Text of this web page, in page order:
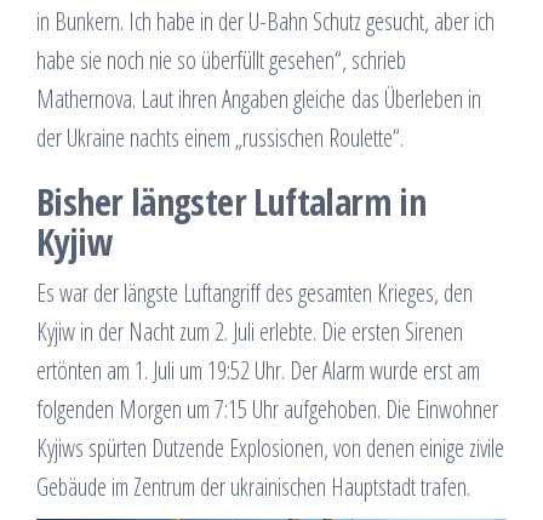
in Bunkern. Ich habe in der U-Bahn Schutz gesucht, aber ich
habe sie noch nie so überfüllt gesehen“, schrieb
Mathernova. Laut ihren Angaben gleiche das Überleben in
der Ukraine nachts einem „russischen Roulette“.
Bisher längster Luftalarm in
Kyjiw
Es war der längste Luftangriff des gesamten Krieges, den
Kyjiw in der Nacht zum 2. Juli erlebte. Die ersten Sirenen
ertönten am 1. Juli um 19:52 Uhr. Der Alarm wurde erst am
folgenden Morgen um 7:15 Uhr aufgehoben. Die Einwohner
Kyjiws spürten Dutzende Explosionen, von denen einige zivile
Gebäude im Zentrum der ukrainischen Hauptstadt trafen.